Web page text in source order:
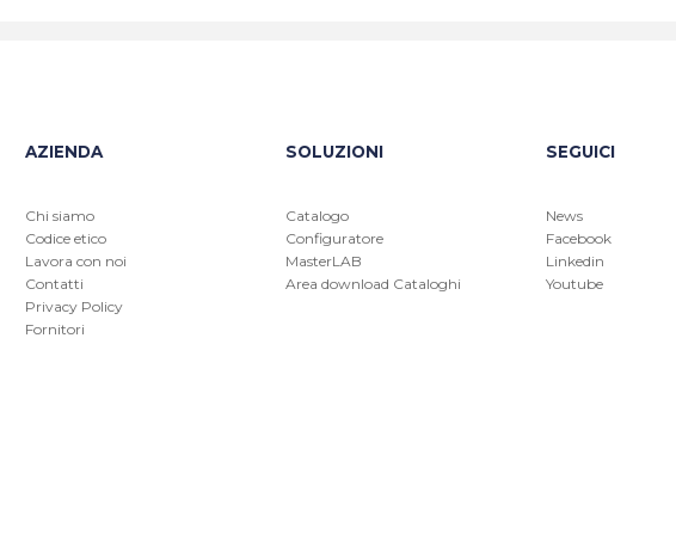
AZIENDA
Chi siamo
Codice etico
Lavora con noi
Contatti
Privacy Policy
Fornitori
SOLUZIONI
Catalogo
Configuratore
MasterLAB
Area download Cataloghi
SEGUICI
News
Facebook
Linkedin
Youtube